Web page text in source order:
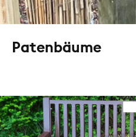
Patenbäume